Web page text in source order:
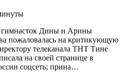
гимнасток Дины и Арины
пожаловалась на критикующую
телеканала ТНТ Тине
на своей странице в
соцсеть; прина…